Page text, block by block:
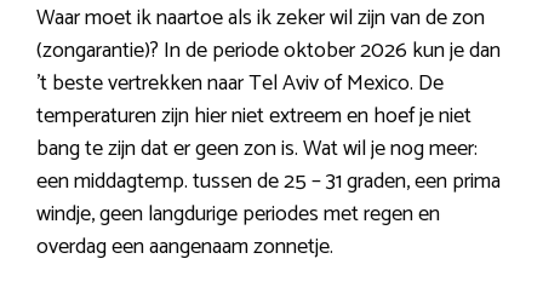
Waar moet ik naartoe als ik zeker wil zijn van de zon
(zongarantie)? In de periode oktober 2026 kun je dan
’t beste vertrekken naar Tel Aviv of Mexico. De
temperaturen zijn hier niet extreem en hoef je niet
bang te zijn dat er geen zon is. Wat wil je nog meer:
een middagtemp. tussen de 25 – 31 graden, een prima
windje, geen langdurige periodes met regen en
overdag een aangenaam zonnetje.